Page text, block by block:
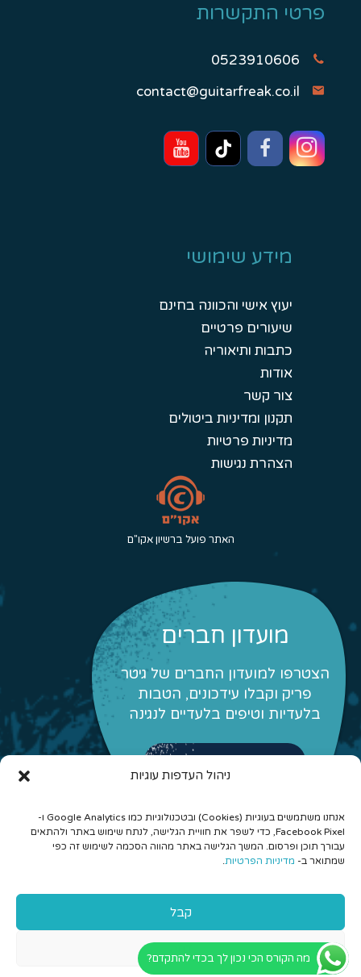
ניהול העדפות עוגיות
אנחנו משתמשים בעוגיות (Cookies) ובטכנולוגיות כמו Google Analytics ו-
Facebook Pixel, כדי לשפר את חוויית הגלישה, לנתח שימוש באתר ולהתאים
עבורך תוכן ופרסום. המשך הגלישה באתר מהווה הסכמה לשימוש זה כפי
שמתואר ב- מדיניות הפרטיות.
קבל
פרטי התקשרות
0523910606
contact@guitarfreak.co.il
מידע שימושי
יעוץ אישי והכוונה בחינם
שיעורים פרטיים
כתבות ותיאוריה
אודות
צור קשר
תקנון ומדיניות ביטולים
מדיניות פרטיות
הצהרת נגישות
האתר פועל ברשיון אקו"ם
מועדון חברים
הצטרפו למועדון החברים של גיטר
פריק וקבלו עידכונים, הטבות
בלעדיות וטיפים בלעדיים לנגינה
© 2026 כל הזכויות שמורות לגיטר פריק - לימוד גיטרה אונליין
Aeroplane בניית אתריםמה הקורס הכי נכון לך בכדי להתקדם?